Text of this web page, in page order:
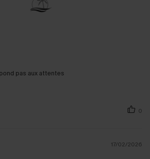
pas aux attentes
0
17/02/2026